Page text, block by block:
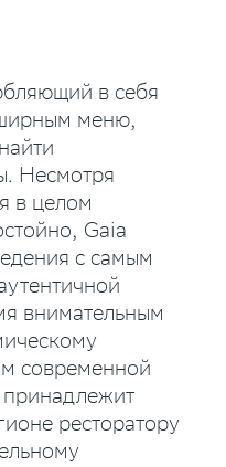
в себя
меню,
Несмотря
в целом
Gaia
с самым
внимательным
современной
ресторатору